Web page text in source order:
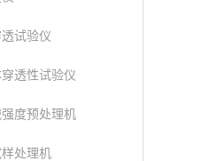
试验仪
透性试验仪
度预处理机
处理机